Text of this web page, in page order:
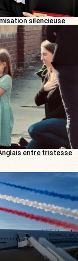
silencieuse
Anglais entre tristesse